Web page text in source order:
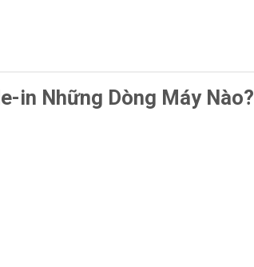
in Những Dòng Máy Nào?